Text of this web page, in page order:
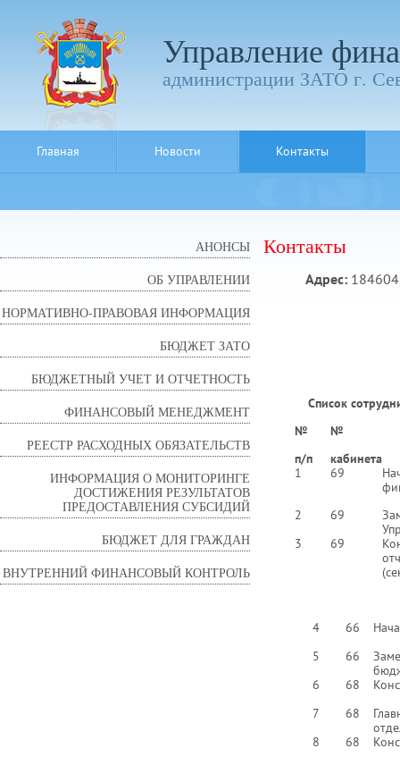
Управление
администрации ЗАТО г.
Главная Новости Контакты
Контакты
Адрес:
Список
№
п/п
№
кабинета
1
69
2
69
3
69
4 66
5
66
6
68
7
68
8
68
АНОНСЫ
ОБ УПРАВЛЕНИИ
НОРМАТИВНО-ПРАВОВАЯ ИНФОРМАЦИЯ
БЮДЖЕТ ЗАТО
БЮДЖЕТНЫЙ УЧЕТ И ОТЧЕТНОСТЬ
ФИНАНСОВЫЙ МЕНЕДЖМЕНТ
РЕЕСТР РАСХОДНЫХ ОБЯЗАТЕЛЬСТВ
ИНФОРМАЦИЯ О МОНИТОРИНГЕ
ДОСТИЖЕНИЯ РЕЗУЛЬТАТОВ
ПРЕДОСТАВЛЕНИЯ СУБСИДИЙ
БЮДЖЕТ ДЛЯ ГРАЖДАН
ВНУТРЕННИЙ ФИНАНСОВЫЙ КОНТРОЛЬ